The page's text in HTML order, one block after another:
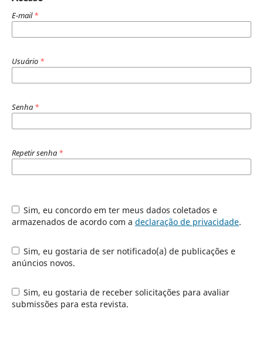
E-mail*
Usuário *
Senha *
Repetir senha *
Sim, eu concordo em ter meus dados coletados e
armazenados de acordo com a declaração de privacidade.
Sim, eu gostaria de ser notificado(a) de publicações e
anúncios novos.
Sim, eu gostaria de receber solicitações para avaliar
submissões para esta revista.